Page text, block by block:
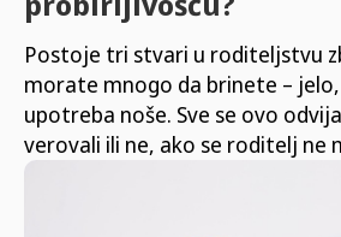
Postoje tri stvari u roditeljstvu
morate mnogo da brinete –
upotreba noše. Sve se ovo
verovali ili ne, ako se roditelj ne